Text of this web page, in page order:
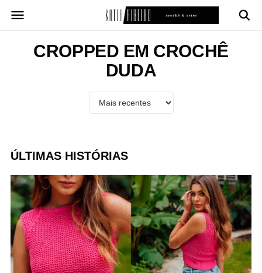
para
conteúdoCROPPED EM CROCHÊ
DUDA
ÚLTIMAS HISTÓRIAS